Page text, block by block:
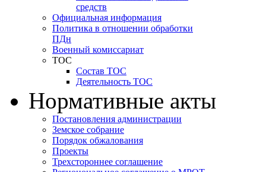
средств
Официальная информация
Политика в отношении обработки
ПДн
Военный комиссариат
ТОС
Состав ТОС
Деятельность ТОС
Нормативные акты
Постановления администрации
Земское собрание
Порядок обжалования
Проекты
Трехстороннее соглашение